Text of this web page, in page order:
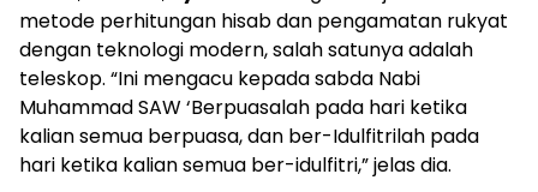
metode perhitungan hisab dan pengamatan rukyat
dengan teknologi modern, salah satunya adalah
teleskop. “Ini mengacu kepada sabda Nabi
Muhammad SAW ‘Berpuasalah pada hari ketika
kalian semua berpuasa, dan ber-Idulfitrilah pada
hari ketika kalian semua ber-idulfitri,” jelas dia.